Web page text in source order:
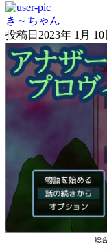
き～ちゃん
投稿日 2023年 1月 10